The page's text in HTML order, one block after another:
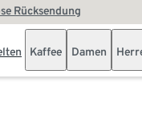
Rücksendung
Kaffee Damen